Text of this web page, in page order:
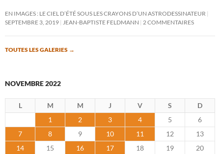
EN IMAGES : LE CIEL D’ÉTÉ SOUS LES CRAYONS D’UN ASTRODESSINATEUR
SEPTEMBRE 3, 2019
JEAN-BAPTISTE FELDMANN 2 COMMENTAIRES
TOUTES LES GALERIES →
NOVEMBRE 2022
L M M J V S
D
1
2 3 4 5
6
7
8 9 10 11 12
13
14
15 16 17 18 19
20